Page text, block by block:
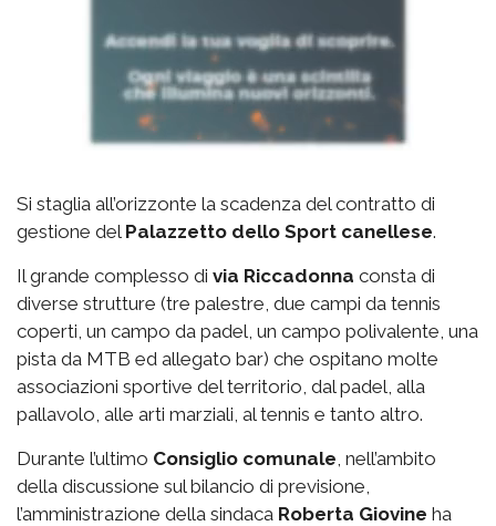
Si staglia all’orizzonte la scadenza del contratto di
gestione del Palazzetto dello Sport canellese.
Il grande complesso di via Riccadonna consta di
diverse strutture (tre palestre, due campi da tennis
coperti, un campo da padel, un campo polivalente, una
pista da MTB ed allegato bar) che ospitano molte
associazioni sportive del territorio, dal padel, alla
pallavolo, alle arti marziali, al tennis e tanto altro.
Durante l’ultimo Consiglio comunale , nell’ambito
della discussione sul bilancio di previsione,
l’amministrazione della sindaca Roberta Giovine ha